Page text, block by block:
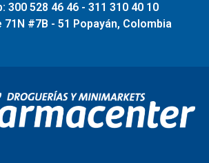
300 528 46 46 - 311 310 40 10
71N #7B - 51 Popayán, Colombia